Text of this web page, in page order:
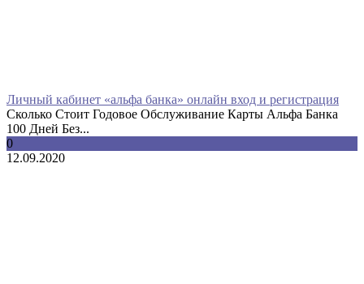
Личный кабинет «альфа банка» онлайн вход и регистрация
Сколько Стоит Годовое Обслуживание Карты Альфа Банка
100 Дней Без...
0
12.09.2020